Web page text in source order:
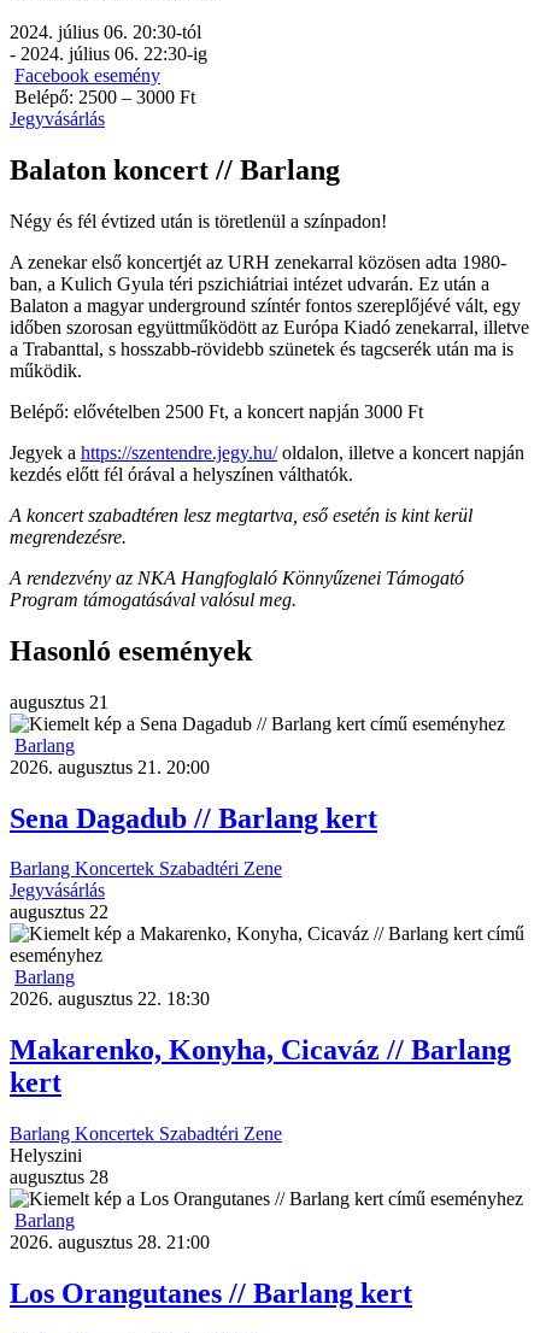
2024. július 06. 20:30-tól
- 2024. július 06. 22:30-ig
Facebook esemény
Belépő: 2500 – 3000 Ft
Jegyvásárlás
Balaton koncert // Barlang
Négy és fél évtized után is töretlenül a színpadon!
A zenekar első koncertjét az URH zenekarral közösen adta 1980-
ban, a Kulich Gyula téri pszichiátriai intézet udvarán. Ez után a
Balaton a magyar underground színtér fontos szereplőjévé vált, egy
időben szorosan együttműködött az Európa Kiadó zenekarral, illetve
a Trabanttal, s hosszabb-rövidebb szünetek és tagcserék után ma is
működik.
Belépő: elővételben 2500 Ft, a koncert napján 3000 Ft
Jegyek a https://szentendre.jegy.hu/oldalon, illetve a koncert napján
kezdés előtt fél órával a helyszínen válthatók.
A koncert szabadtéren lesz megtartva, eső esetén is kint kerül
megrendezésre.
A rendezvény az NKA Hangfoglaló Könnyűzenei Támogató
Program támogatásával valósul meg.
Hasonló események
augusztus 21
Barlang
2026. augusztus 21. 20:00
Sena Dagadub // Barlang kert
Barlang Koncertek Szabadtéri Zene
Jegyvásárlás
augusztus 22
Barlang
2026. augusztus 22. 18:30
Makarenko, Konyha, Cicaváz // Barlang
kert
Barlang Koncertek Szabadtéri Zene
Helyszini
augusztus 28
Barlang
2026. augusztus 28. 21:00
Los Orangutanes // Barlang kert